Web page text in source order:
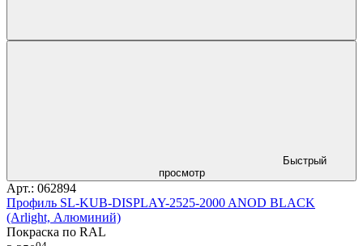
Быстрый
просмотр
Арт.: 062894
Профиль SL-KUB-DISPLAY-2525-2000 ANOD BLACK
(Arlight, Алюминий)
Покраска по RAL